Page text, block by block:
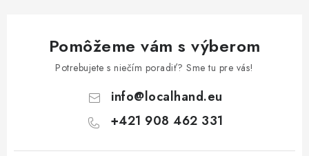
Pomôžeme vám s výberom
Potrebujete s niečím poradiť? Sme tu pre vás!
info@localhand.eu
+421 908 462 331